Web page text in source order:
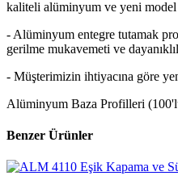
kaliteli alüminyum ve yeni
- Alüminyum entegre tutamak
gerilme mukavemeti ve
- Müşterimizin ihtiyacına göre
Alüminyum Baza Profilleri
Benzer Ürünler